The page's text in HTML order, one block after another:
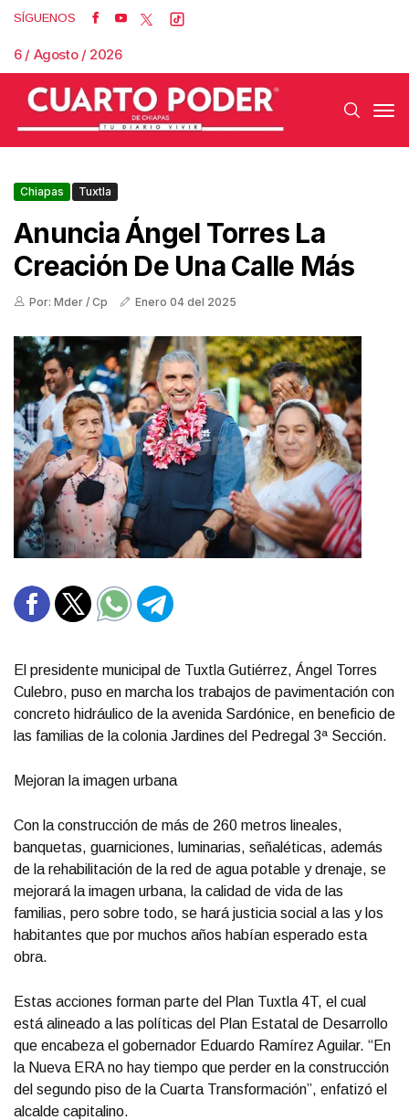
SÍGUENOS
6 / Agosto / 2026
Chiapas Tuxtla
Anuncia Ángel Torres La
Creación De Una Calle Más
Por: Mder / Cp Enero 04 del 2025
El presidente municipal de Tuxtla Gutiérrez, Ángel Torres
Culebro, puso en marcha los trabajos de pavimentación con
concreto hidráulico de la avenida Sardónice, en beneficio de
las familias de la colonia Jardines del Pedregal 3ª Sección.
Mejoran la imagen urbana
Con la construcción de más de 260 metros lineales,
banquetas, guarniciones, luminarias, señaléticas, además
de la rehabilitación de la red de agua potable y drenaje, se
mejorará la imagen urbana, la calidad de vida de las
familias, pero sobre todo, se hará justicia social a las y los
habitantes que por muchos años habían esperado esta
obra.
Estas acciones forman parte del Plan Tuxtla 4T, el cual
está alineado a las políticas del Plan Estatal de Desarrollo
que encabeza el gobernador Eduardo Ramírez Aguilar. “En
la Nueva ERA no hay tiempo que perder en la construcción
del segundo piso de la Cuarta Transformación”, enfatizó el
alcalde capitalino.